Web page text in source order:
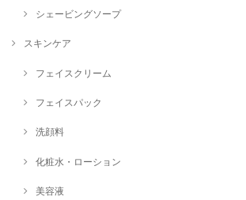
シェービングソープ
スキンケア
フェイスクリーム
フェイスパック
洗顔料
化粧水・ローション
美容液